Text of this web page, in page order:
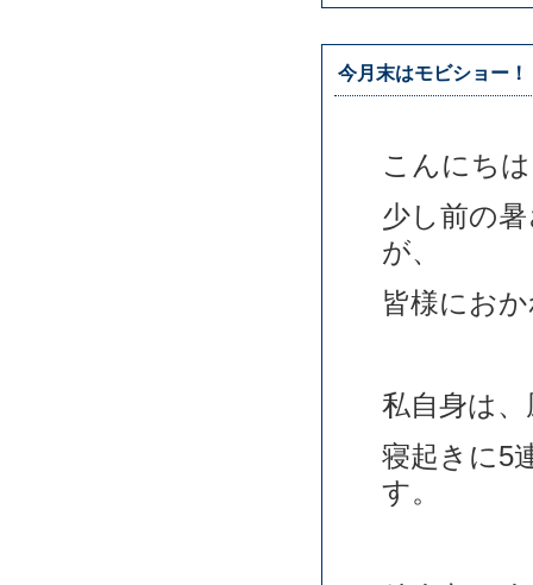
今月末はモビショー！
こんにち
少し前の
が、
皆様にお
私自身は
寝起きに5
す。